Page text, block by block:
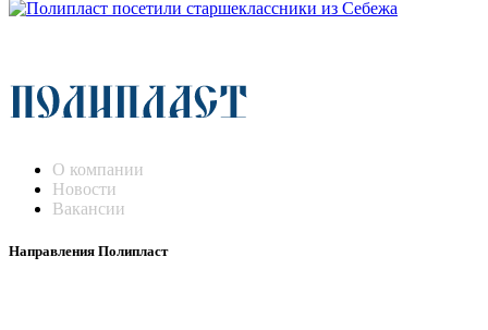
О компании
Новости
Вакансии
Направления Полипласт